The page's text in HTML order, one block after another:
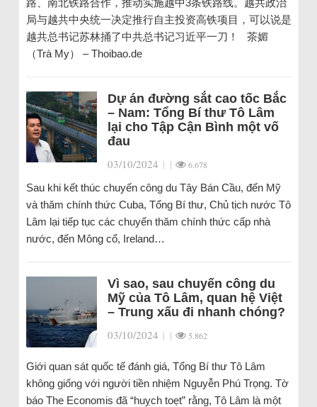
路、南北铁路合作，推动实施越中3条铁路线。越共政治
局与越共中央统一决定推行自主投资高铁项目，可以说是
越共总书记苏林捅了中共总书记习近平一刀！ 茶媚
（Trà My） – Thoibao.de
Dự án đường sắt cao tốc Bắc
– Nam: Tổng Bí thư Tô Lâm
lại cho Tập Cận Bình một vố
đau
03/10/2024 | | 6.678
Sau khi kết thúc chuyến công du Tây Bán Cầu, đến Mỹ
và thăm chính thức Cuba, Tổng Bí thư, Chủ tịch nước Tô
Lâm lại tiếp tục các chuyến thăm chính thức cấp nhà
nước, đến Mông cổ, Ireland…
Vì sao, sau chuyến công du
Mỹ của Tô Lâm, quan hệ Việt
– Trung xấu đi nhanh chóng?
03/10/2024 | | 5.862
Giới quan sát quốc tế đánh giá, Tổng Bí thư Tô Lâm
không giống với người tiền nhiệm Nguyễn Phú Trọng. Tờ
báo The Economis đã “huỵch toẹt” rằng, Tô Lâm là một